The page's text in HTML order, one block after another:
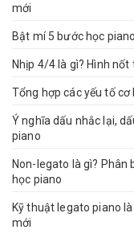
mới
Bật mí 5 bước học
Nhịp 4/4 là gì? Hình
Tổng hợp các yếu tố
Ý nghĩa dấu nhắc lại,
piano
Non-legato là gì?
học piano
Kỹ thuật legato piano
mới